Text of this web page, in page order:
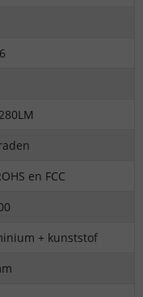
en FCC
+ kunststof